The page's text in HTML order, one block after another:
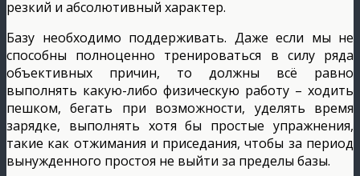
резкий и абсолютивный характер.
Базу необходимо поддерживать. Даже если мы не
способны полноценно тренироваться в силу ряда
объективных причин, то должны всё равно
выполнять какую-либо физическую работу – ходить
пешком, бегать при возможности, уделять время
зарядке, выполнять хотя бы простые упражнения,
такие как отжимания и приседания, чтобы за период
вынужденного простоя не выйти за пределы базы.